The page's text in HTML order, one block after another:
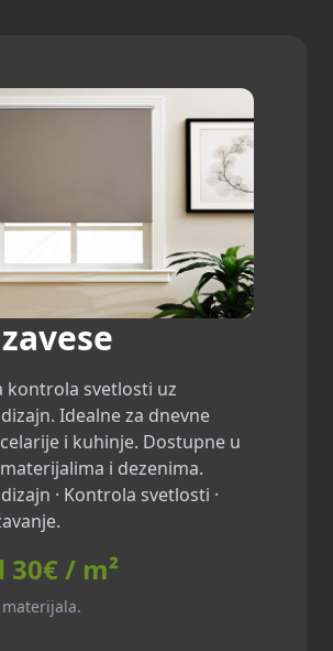
kontrola svetlosti uz
Idealne za dnevne
i kuhinje. Dostupne u
i dezenima.
· Kontrola svetlosti ·
30€ / m²